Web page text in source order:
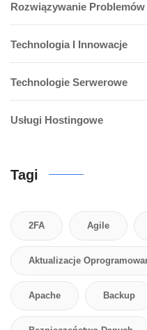
Rozwiązywanie
Technologia I Innowacje
Technologie Serwerowe
Usługi Hostingowe
Tagi
2FA Agile
Aktualizacje
Apache Backup